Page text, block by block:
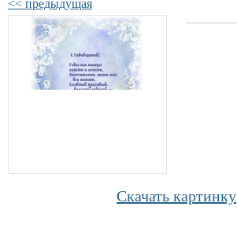
<< предыдущая
Скачать картинку